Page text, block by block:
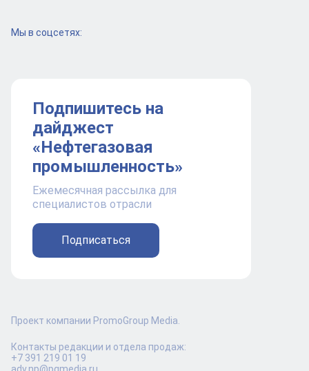
Мы в соцсетях:
Подпишитесь на
дайджест
«Нефтегазовая
промышленность»
Ежемесячная рассылка для
специалистов отрасли
Подписаться
Проект компании PromoGroup Media.
Контакты редакции и отдела продаж:
+7 391 219 01 19